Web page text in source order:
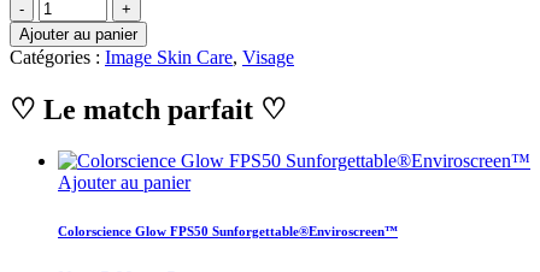
Ajouter au panier
Catégories : Image Skin Care, Visage
♡ Le match parfait ♡
Ajouter au panier
Colorscience Glow FPS50 Sunforgettable®Enviroscreen™